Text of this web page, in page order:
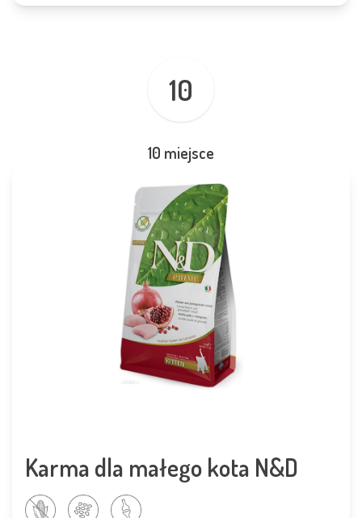
10
10 miejsce
Karma dla małego kota N&D